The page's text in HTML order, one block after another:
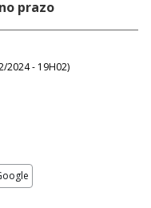
prazo
2024 - 19H02)